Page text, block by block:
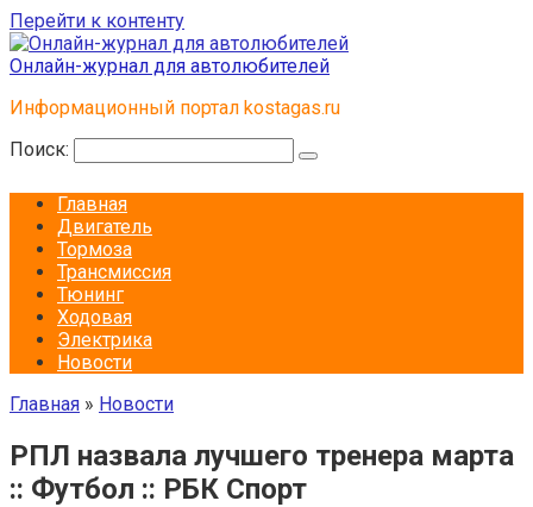
Перейти к контенту
Онлайн-журнал для автолюбителей
Информационный портал kostagas.ru
Поиск:
Главная
Двигатель
Тормоза
Трансмиссия
Тюнинг
Ходовая
Электрика
Новости
Главная » Новости
РПЛ назвала лучшего тренера марта
:: Футбол :: РБК Спорт